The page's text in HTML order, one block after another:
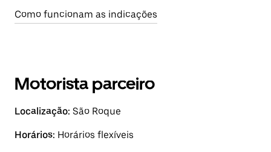
Como funcionam as indicações
Motorista parceiro
Localização: São Roque
Horários: Horários flexíveis